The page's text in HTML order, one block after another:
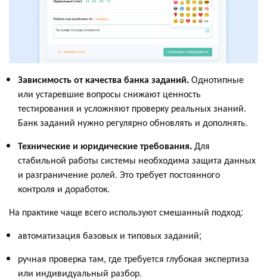
Зависимость от качества банка заданий.Однотипные
или устаревшие вопросы снижают ценность
тестирования и усложняют проверку реальных знаний.
Банк заданий нужно регулярно обновлять и дополнять.
Технические и юридические требования. Для
стабильной работы системы необходима защита данных
и разграничение ролей. Это требует постоянного
контроля и доработок.
На практике чаще всего используют смешанный подход:
автоматизация базовых и типовых заданий;
ручная проверка там, где требуется глубокая экспертиза
или индивидуальный разбор.